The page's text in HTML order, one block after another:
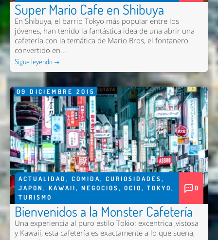
Super Mario Cafe en Shibuya
En Shibuya, el barrio Tokyo más popular entre los
jóvenes, han tenido la fantástica idea de una abrir una
cafetería con la temática de Mario Bros, el fontanero
convertido en...
Sigue leyendo →
09 DICIEMBRE 2015
ACTUALIDAD , COMIDA, CURIOSIDADES,
JAPON , KAWAII, NEGOCIOS, OCIO, TOKYO,
TURISMO
0
Bienvenidos a la Monster Cafetería
Una experiencia al puro estilo Tokio: excentrica ,vistosa
y Kawaii, esta cafetería es exactamente a lo que suena,